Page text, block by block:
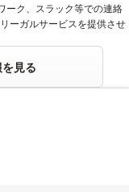
ーク、スラック等での連絡
ーガルサービスを提供させ
見る